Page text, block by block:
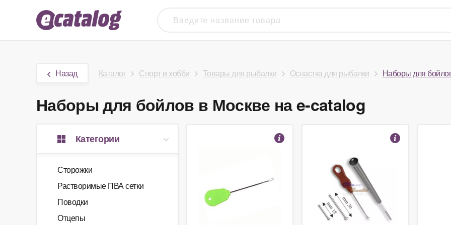
Назад Каталог Спорт и хобби Товары для рыбалки Оснастка для рыбалки Наборы для
Наборы для бойлов в Москве на e-catalog
Категории
Сторожки
Растворимые ПВА сетки
Поводки
Отцепы